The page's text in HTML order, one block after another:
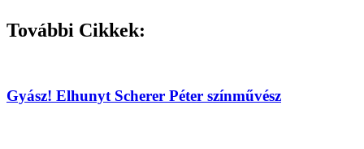
További Cikkek:
Gyász! Elhunyt Scherer Péter színművész